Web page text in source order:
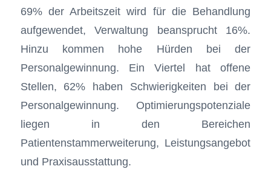
69% der Arbeitszeit wird für die Behandlung
aufgewendet, Verwaltung beansprucht 16%.
Hinzu kommen hohe Hürden bei der
Personalgewinnung. Ein Viertel hat offene
Stellen, 62% haben Schwierigkeiten bei der
Personalgewinnung. Optimierungspotenziale
liegen in den Bereichen
Patientenstammerweiterung, Leistungsangebot
und Praxisausstattung.